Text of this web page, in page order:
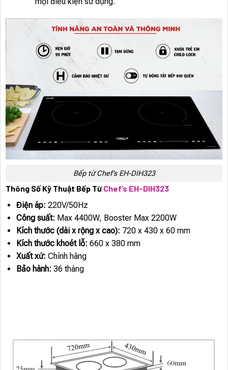
Bếp từ Chef’s EH-DIH323
Thông Số Kỹ Thuật Bếp TừChef’s EH-DIH323
Điện áp: 220V/50Hz
Công suất: Max 4400W, Booster Max 2200W
Kích thước (dài x rộng x cao): 720 x 430 x 60 mm
Kích thước khoét lỗ: 660 x 380 mm
Xuất xứ: Chính hãng
Bảo hành: 36 tháng